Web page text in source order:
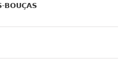
𝗕𝗢𝗨𝗖̧𝗔𝗦